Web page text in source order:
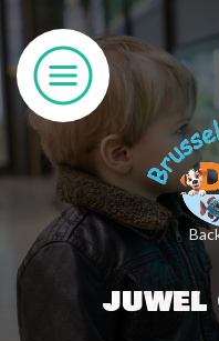
juwel